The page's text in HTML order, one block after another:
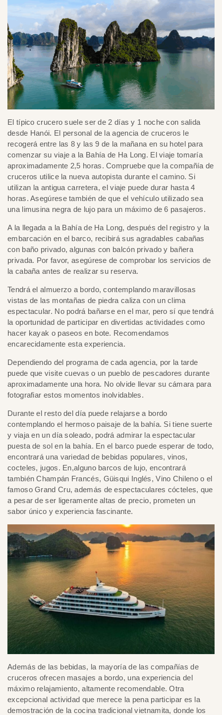
El típico crucero suele ser de 2 días y 1 noche con salida
desde Hanói. El personal de la agencia de cruceros le
recogerá entre las 8 y las 9 de la mañana en su hotel para
comenzar su viaje a la Bahía de Ha Long. El viaje tomaría
aproximadamente 2,5 horas. Compruebe que la compañía de
cruceros utilice la nueva autopista durante el camino. Si
utilizan la antigua carretera, el viaje puede durar hasta 4
horas. Asegúrese también de que el vehículo utilizado sea
una limusina negra de lujo para un máximo de 6 pasajeros.
A la llegada a la Bahía de Ha Long, después del registro y la
embarcación en el barco, recibirá sus agradables cabañas
con baño privado, algunas con balcón privado y bañera
privada. Por favor, asegúrese de comprobar los servicios de
la cabaña antes de realizar su reserva.
Tendrá el almuerzo a bordo, contemplando maravillosas
vistas de las montañas de piedra caliza con un clima
espectacular. No podrá bañarse en el mar, pero sí que tendrá
la oportunidad de participar en divertidas actividades como
hacer kayak o paseos en bote. Recomendamos
encarecidamente esta experiencia.
Dependiendo del programa de cada agencia, por la tarde
puede que visite cuevas o un pueblo de pescadores durante
aproximadamente una hora. No olvide llevar su cámara para
fotografiar estos momentos inolvidables.
Durante el resto del día puede relajarse a bordo
contemplando el hermoso paisaje de la bahía. Si tiene suerte
y viaja en un día soleado, podrá admirar la espectacular
puesta de sol en la bahía. En el barco puede esperar de todo,
encontrará una variedad de bebidas populares, vinos,
cocteles, jugos. En,alguno barcos de lujo, encontrará
también Champán Francés, Güisqui Inglés, Vino Chileno o el
famoso Grand Cru, además de espectaculares cócteles, que
a pesar de ser ligeramente altas de precio, prometen un
sabor único y experiencia fascinante.
Además de las bebidas, la mayoría de las compañías de
cruceros ofrecen masajes a bordo, una experiencia del
máximo relajamiento, altamente recomendable. Otra
excepcional actividad que merece la pena participar es la
demostración de la cocina tradicional vietnamita, donde los